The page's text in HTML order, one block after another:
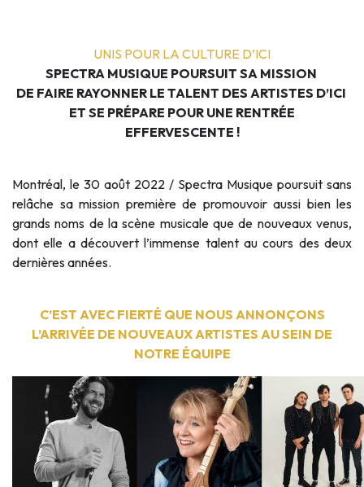
UNIS POUR LA CULTURE D’ICI
SPECTRA MUSIQUE POURSUIT SA MISSION
DE FAIRE RAYONNER LE TALENT DES ARTISTES D’ICI
ET SE PRÉPARE POUR UNE RENTRÉE
EFFERVESCENTE !
Montréal, le 30 août 2022 / Spectra Musique poursuit sans
relâche sa mission première de promouvoir aussi bien les
grands noms de la scène musicale que de nouveaux venus,
dont elle a découvert l’immense talent au cours des deux
dernières années.
C’EST AVEC FIERTÉ QUE NOUS ANNONÇONS
L’ARRIVÉE DE NOUVEAUX ARTISTES AU SEIN DE
NOTRE ÉQUIPE